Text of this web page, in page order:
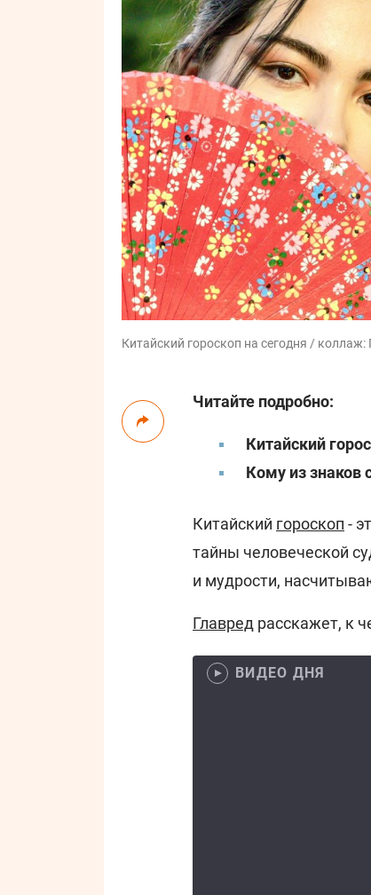
Китайский гороскоп на сегодня / коллаж:
Читайте подробно:
Китайский
Кому из знаков
Китайский гороскоп -
тайны человеческой
и мудрости,
Главред расскажет, к
ВИДЕО ДНЯ